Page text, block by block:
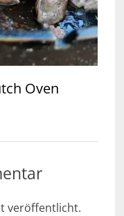
Oven
veröffentlicht.